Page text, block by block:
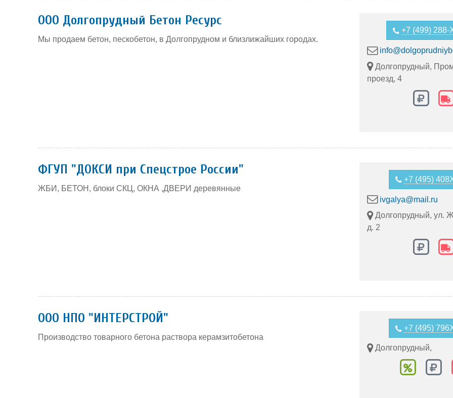
ООО Долгопрудный Бетон Ресурс
Мы продаем бетон, пескобетон, в Долгопрудном и близлижайших городах.
+7 (499) 288-
Долгопрудный,
проезд, 4
ФГУП "ДОКСИ при Спецстрое России"
ЖБИ, БЕТОН, блоки СКЦ, ОКНА ,ДВЕРИ деревянные
+7 (495)
ivgalya@mail.ru
Долгопрудный, ул.
д. 2
ООО НПО "ИНТЕРСТРОЙ"
Производство товарного бетона раствора керамзитобетона
+7 (495)
Долгопрудный,